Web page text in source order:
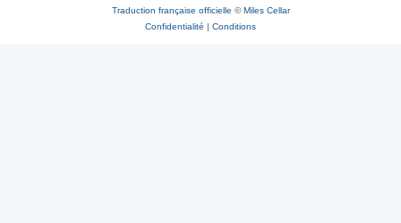
Traduction française officielle ©Miles Cellar
Confidentialité | Conditions